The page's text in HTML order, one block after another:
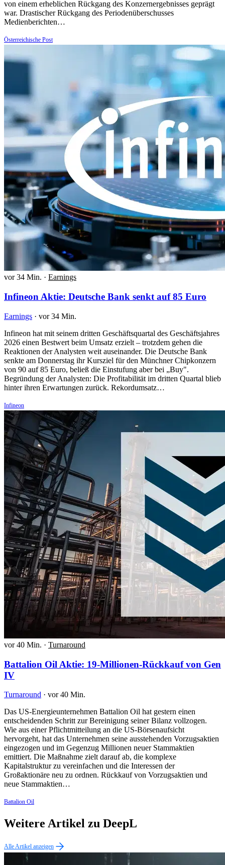
von einem erheblichen Rückgang des Konzernergebnisses geprägt
war. Drastischer Rückgang des Periodenüberschusses
Medienberichten…
Österreichische Post
vor 34 Min. · Earnings
Infineon Aktie: Deutsche Bank senkt auf 85 Euro
Earnings · vor 34 Min.
Infineon hat mit seinem dritten Geschäftsquartal des Geschäftsjahres
2026 einen Bestwert beim Umsatz erzielt – trotzdem gehen die
Reaktionen der Analysten weit auseinander. Die Deutsche Bank
senkte am Donnerstag ihr Kursziel für den Münchner Chipkonzern
von 90 auf 85 Euro, beließ die Einstufung aber bei „Buy".
Begründung der Analysten: Die Profitabilität im dritten Quartal blieb
hinter ihren Erwartungen zurück. Rekordumsatz…
Infineon
vor 40 Min. · Turnaround
Battalion Oil Aktie: 19-Millionen-Rückkauf von Gen
IV
Turnaround · vor 40 Min.
Das US-Energieunternehmen Battalion Oil hat gestern einen
entscheidenden Schritt zur Bereinigung seiner Bilanz vollzogen.
Wie aus einer Pflichtmitteilung an die US-Börsenaufsicht
hervorgeht, hat das Unternehmen seine ausstehenden Vorzugsaktien
eingezogen und im Gegenzug Millionen neuer Stammaktien
emittiert. Die Maßnahme zielt darauf ab, die komplexe
Kapitalstruktur zu vereinfachen und die Interessen der
Großaktionäre neu zu ordnen. Rückkauf von Vorzugsaktien und
neue Stammaktien…
Battalion Oil
Weitere Artikel zu DeepL
Alle Artikel anzeigen